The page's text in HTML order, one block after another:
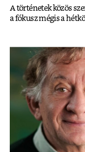
A történetek közös
a fókusz mégis a